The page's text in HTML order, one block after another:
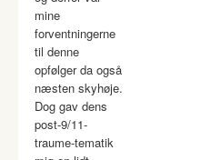
mine
forventningerne
til denne
opfølger da også
næsten skyhøje.
Dog gav dens
post-9/11-
traume-tematik